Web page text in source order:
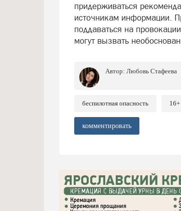
придерживаться
источникам информации.
поддаваться на
могут вызвать
Автор: Любовь Стафеева
беспилотная опасность 16+
комментировать